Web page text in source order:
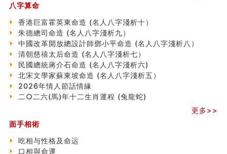
风水先生林琅仙的传说
从痣看相
姓名陰陽配置的凶吉
六爻測住宅風水 (四)
玄空本义 (五)
财务办公室风水布局
精选1500个五行属木的字
玄空本义 (四)
八字算命：女命八字里日坐伤官克夫？
清朝慈禧太后命造 (名人八字淺析七）
玄空本义 (三)
飞灵山传说故事
八字算命
香港巨富霍英東命造 (名人八字淺析十）
朱德總司命造 (名⼈⼋字淺析九）
中國改革開放總設計師鄧小平命造 (名人八字淺析八）
清朝慈禧太后命造 (名人八字淺析七）
民國總統蔣介石命造 (名人八字淺析六)
北宋文學家蘇東坡命造 (名人八字淺析五）
2026年情人節話情緣
二○二六(馬)年十二生肖運程 (兔龍蛇)
更多>>
面手相術
吃相与性格及命运
口相與命運